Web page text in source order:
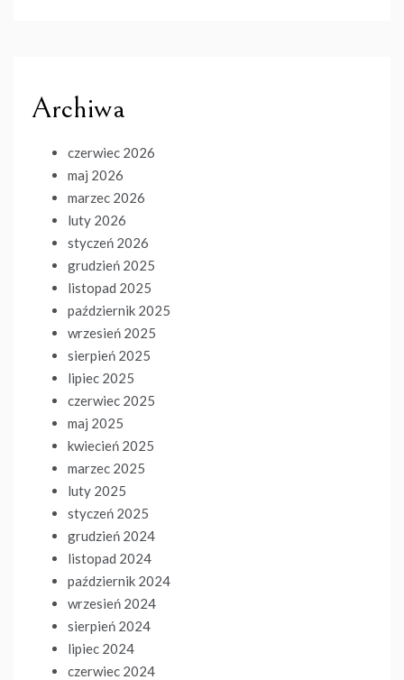
Archiwa
czerwiec 2026
maj 2026
marzec 2026
luty 2026
styczeń 2026
grudzień 2025
listopad 2025
październik 2025
wrzesień 2025
sierpień 2025
lipiec 2025
czerwiec 2025
maj 2025
kwiecień 2025
marzec 2025
luty 2025
styczeń 2025
grudzień 2024
listopad 2024
październik 2024
wrzesień 2024
sierpień 2024
lipiec 2024
czerwiec 2024